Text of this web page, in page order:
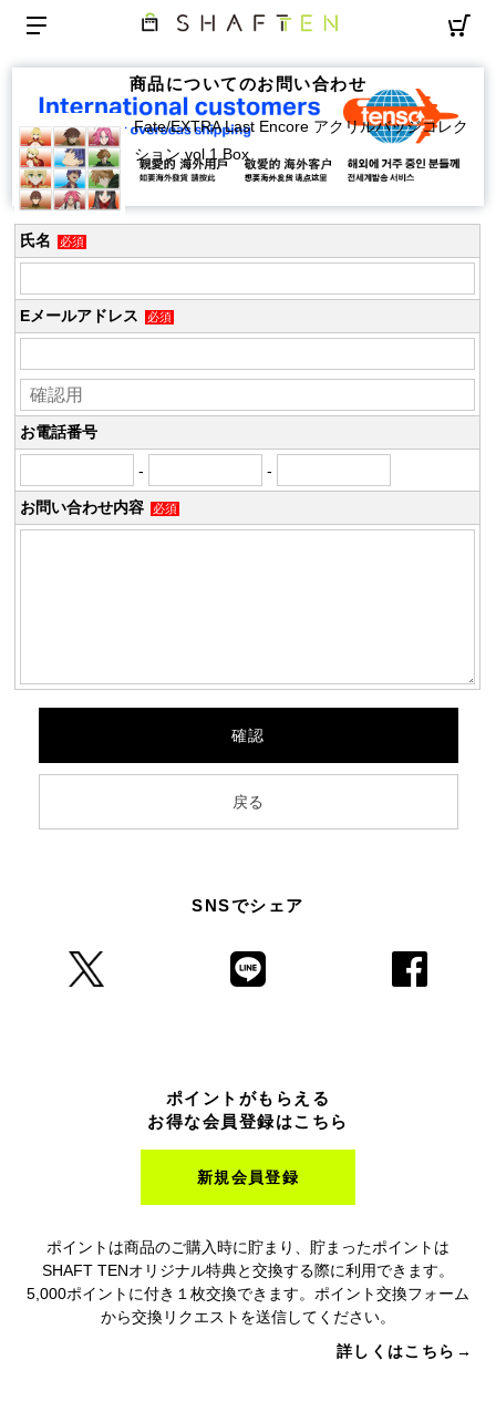
商品についてのお問い合わせ
Fate/EXTRA Last Encore アクリルバッジコレク
ション vol.1 Box
氏名 必須
Eメールアドレス 必須
お電話番号
- -
お問い合わせ内容 必須
SNSでシェア
ポイントがもらえる
お得な会員登録はこちら
新規会員登録
ポイントは商品のご購入時に貯まり、貯まったポイントは
SHAFT TENオリジナル特典と交換する際に利用できます。
5,000ポイントに付き１枚交換できます。ポイント交換フォーム
から交換リクエストを送信してください。
詳しくはこちら→